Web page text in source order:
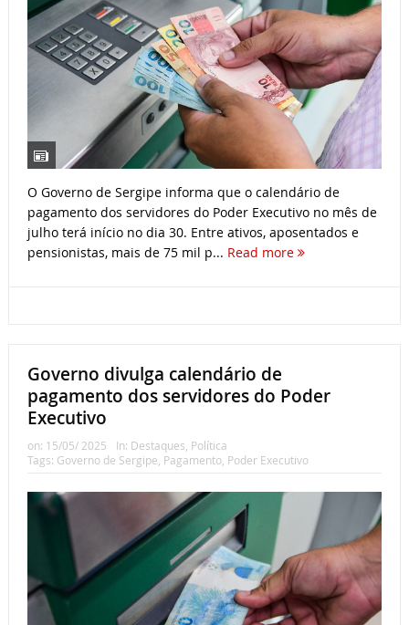
O Governo de Sergipe informa que o calendário de
pagamento dos servidores do Poder Executivo no mês de
julho terá início no dia 30. Entre ativos, aposentados e
pensionistas, mais de 75 mil p... Read more
Governo divulga calendário de
pagamento dos servidores do Poder
Executivo
on: 15/05/ 2025 In: Destaques Política
Tags: Governo de Sergipe Pagamento, Poder Executivo